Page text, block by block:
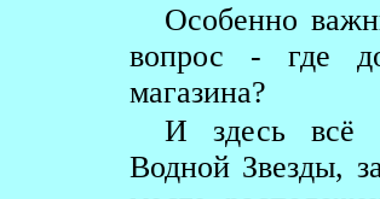
Особенно
вопрос - где
магазина?
И здесь всё
Водной Звезды,